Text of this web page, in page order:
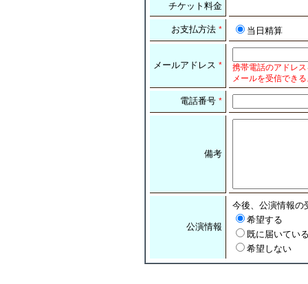
チケット料金
お支払方法 * 当日精算
メールアドレス *
携帯電話のアドレ
メールを受信でき
電話番号 *
備考
公演情報
今後、公演情報の
希望する
既に届いてい
希望しない